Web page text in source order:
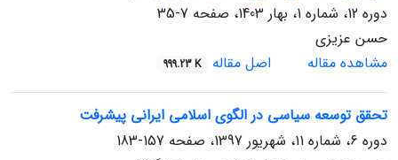
دوره 12، شماره 1، بهار 1403، صفحه
7-35
حسن عزیزی
مشاهده مقاله
اصل مقاله 999.23 K
تحقق توسعه سیاسی در الگوی اسلامی ایرانی پیشرفت
دوره 6، شماره 11، شهریور 1397، صفحه
157-183